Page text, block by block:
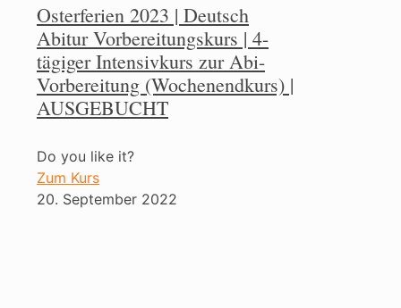
Osterferien 2023 | Deutsch
Abitur Vorbereitungskurs | 4-
tägiger Intensivkurs zur Abi-
Vorbereitung (Wochenendkurs) |
AUSGEBUCHT
Do you like it?
Zum Kurs
20. September 2022